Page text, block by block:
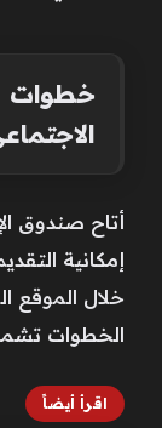
خطوات
الاجتماعي
أتاح صندوق
إمكانية
خلال الموقع
الخطوات
اقرأ أيضاً